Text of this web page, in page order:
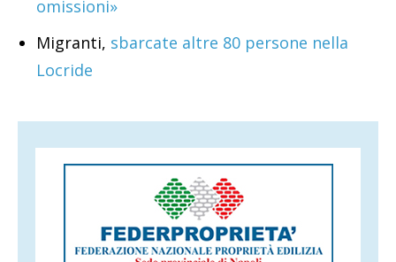
omissioni»
Migranti, sbarcate altre 80 persone nella
Locride